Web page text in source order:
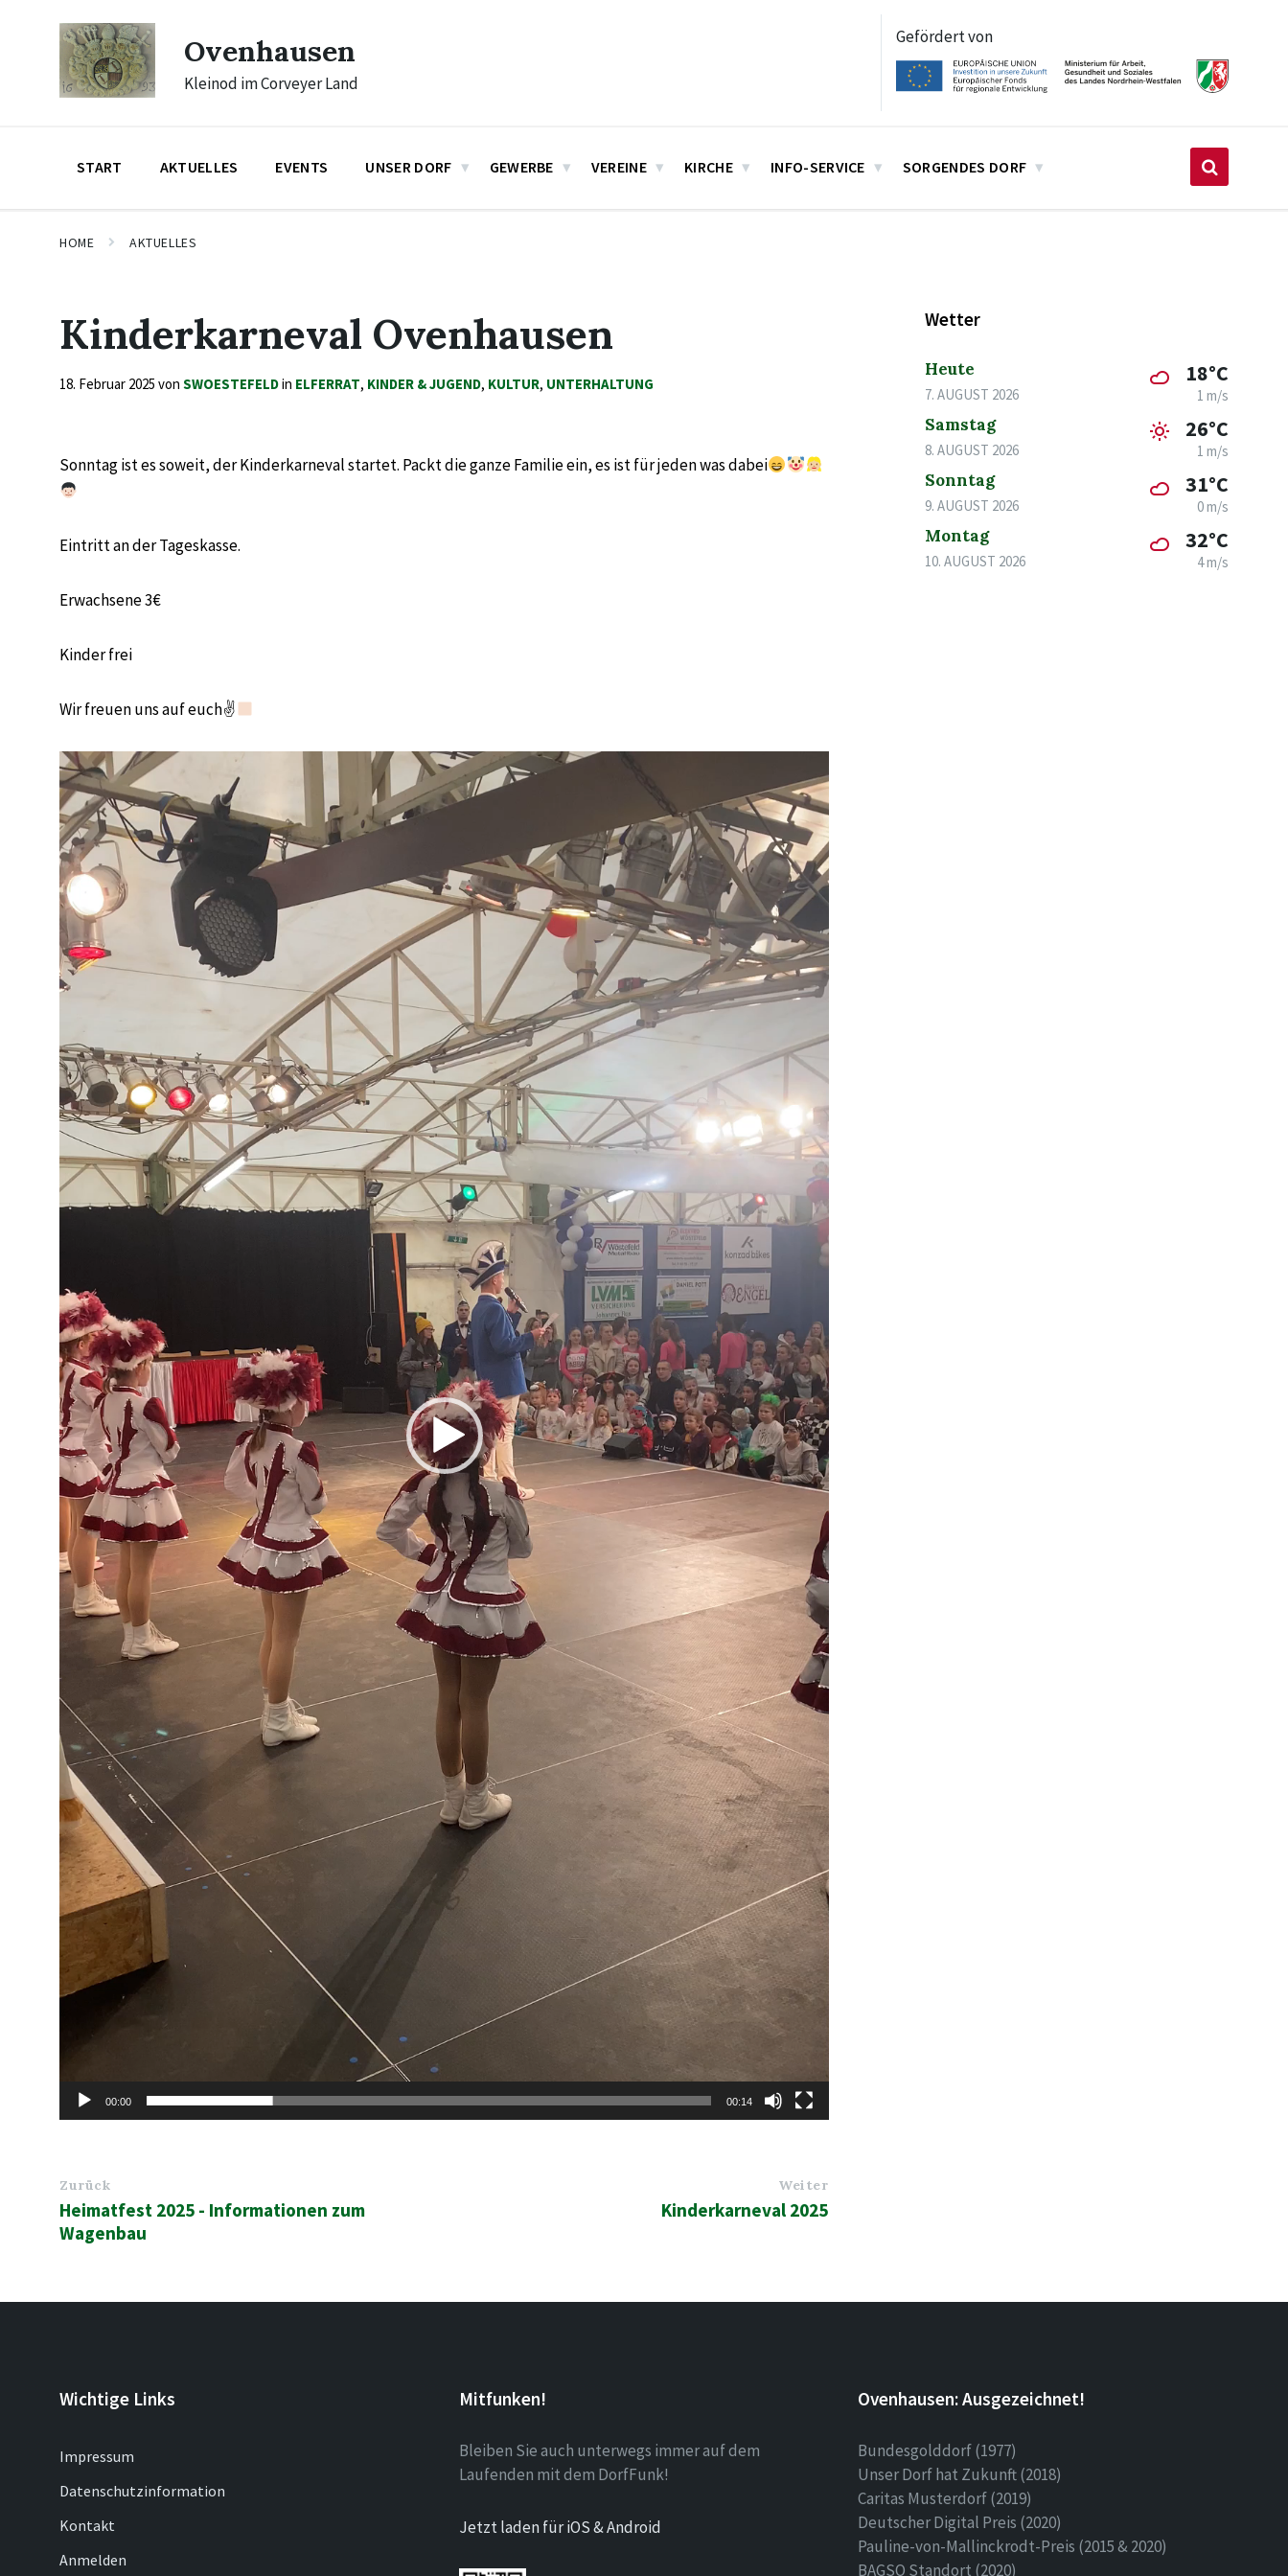
navigation
Ovenhausen
Kleinod im Corveyer Land
Gefördert von
START AKTUELLES EVENTS UNSER DORF GEWERBE VEREINE KIRCHE INFO-SERVICE SORGENDES DORF
HOME AKTUELLES
Kinderkarneval Ovenhausen
18. Februar 2025 von SWOESTEFELDin ELFERRAT, KINDER & JUGEND, KULTUR, UNTERHALTUNG
Sonntag ist es soweit, der Kinderkarneval startet. Packt die ganze Familie ein, es ist für jeden was dabei
Eintritt an der Tageskasse.
Erwachsene 3€
Kinder frei
Wir freuen uns auf euch✌
Video-
Player
00:00 00:14
Zurück
Heimatfest 2025 - Informationen zum
Wagenbau
Weiter
Kinderkarneval 2025
Wetter
Heute
7. AUGUST 2026
18°C
1 m/s
Samstag
8. AUGUST 2026
26°C
1 m/s
Sonntag
9. AUGUST 2026
31°C
0 m/s
Montag
10. AUGUST 2026
32°C
4 m/s
Wichtige Links
Impressum
Datenschutzinformation
Kontakt
Anmelden
Mitfunken!
Bleiben Sie auch unterwegs immer auf dem
Laufenden mit dem DorfFunk!
Jetzt laden für iOS & Android
Ovenhausen: Ausgezeichnet!
Bundesgolddorf (1977)
Unser Dorf hat Zukunft (2018)
Caritas Musterdorf (2019)
Deutscher Digital Preis (2020)
Pauline-von-Mallinckrodt-Preis (2015 & 2020)
BAGSO Standort (2020)